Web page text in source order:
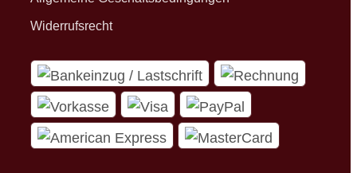
Widerrufsrecht